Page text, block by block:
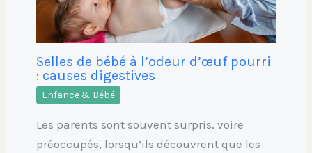
Selles de bébé à l’odeur d’œuf pourri
: causes digestives
Enfance & Bébé
Les parents sont souvent surpris, voire
préoccupés, lorsqu’ils découvrent que les